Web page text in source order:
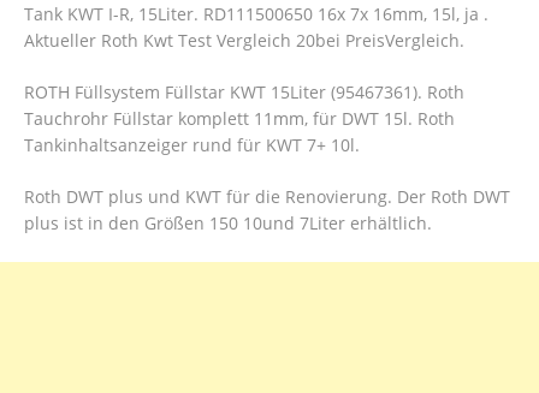
Tank KWT I-R, 15Liter. RD111500650 16x 7x 16mm, 15l, ja .
Aktueller Roth Kwt Test Vergleich 20bei PreisVergleich.
ROTH Füllsystem Füllstar KWT 15Liter (95467361). Roth
Tauchrohr Füllstar komplett 11mm, für DWT 15l. Roth
Tankinhaltsanzeiger rund für KWT 7+ 10l.
Roth DWT plus und KWT für die Renovierung. Der Roth DWT
plus ist in den Größen 150 10und 7Liter erhältlich.